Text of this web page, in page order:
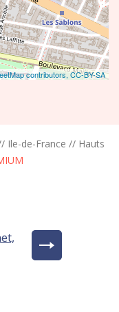
contributors,CC-BY-SA
Ile-de-France // Hauts